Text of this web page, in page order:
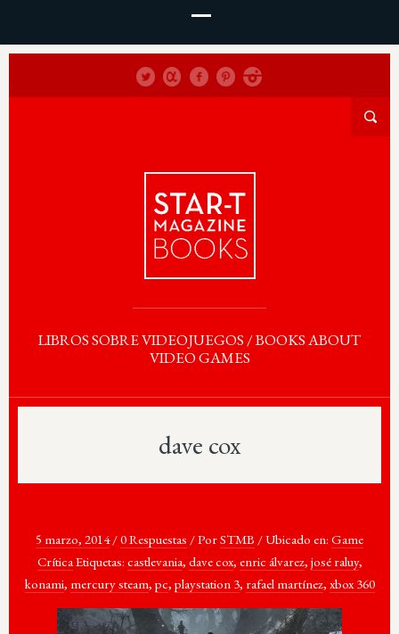
LIBROS SOBRE VIDEOJUEGOS / BOOKS ABOUT
VIDEO GAMES
dave cox
5 marzo, 2014 /0 Respuestas /PorSTMB /Ubicado en: Game
CríticaEtiquetas: castlevania, dave cox, enric álvarez, josé raluy,
konami, mercury steam, pc, playstation 3, rafael martínez, xbox 360